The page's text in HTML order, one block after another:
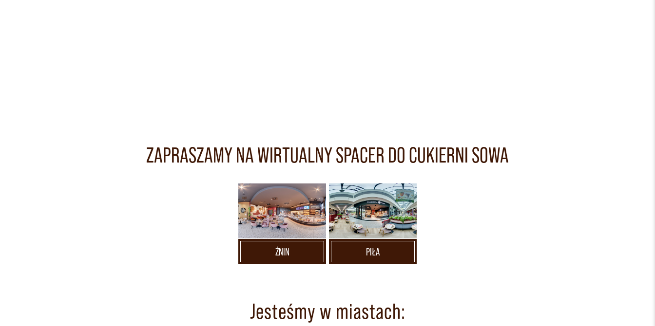
ZAPRASZAMY NA WIRTUALNY SPACER DO CUKIERNI SOWA
ŻNIN PIŁA
Jesteśmy w miastach: